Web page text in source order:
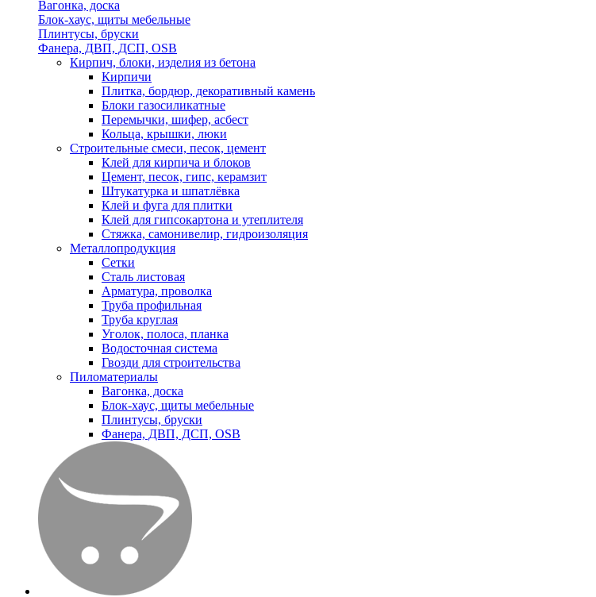
Вагонка, доска
Блок-хаус, щиты мебельные
Плинтусы, бруски
Фанера, ДВП, ДСП, OSB
Кирпич, блоки, изделия из бетона
Кирпичи
Плитка, бордюр, декоративный камень
Блоки газосиликатные
Перемычки, шифер, асбест
Кольца, крышки, люки
Строительные смеси, песок, цемент
Клей для кирпича и блоков
Цемент, песок, гипс, керамзит
Штукатурка и шпатлёвка
Клей и фуга для плитки
Клей для гипсокартона и утеплителя
Стяжка, самонивелир, гидроизоляция
Металлопродукция
Сетки
Сталь листовая
Арматура, проволка
Труба профильная
Труба круглая
Уголок, полоса, планка
Водосточная система
Гвозди для строительства
Пиломатериалы
Вагонка, доска
Блок-хаус, щиты мебельные
Плинтусы, бруски
Фанера, ДВП, ДСП, OSB